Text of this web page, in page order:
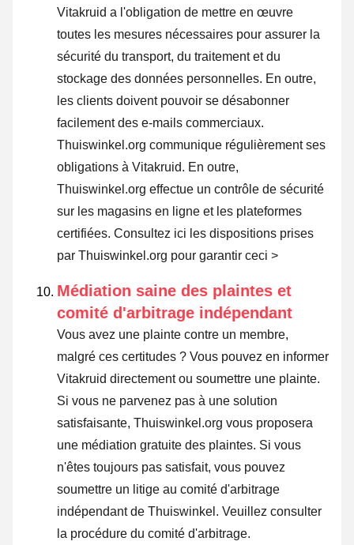
Vitakruid a l'obligation de mettre en œuvre
toutes les mesures nécessaires pour assurer la
sécurité du transport, du traitement et du
stockage des données personnelles. En outre,
les clients doivent pouvoir se désabonner
facilement des e-mails commerciaux.
Thuiswinkel.org communique régulièrement ses
obligations à Vitakruid. En outre,
Thuiswinkel.org effectue un contrôle de sécurité
sur les magasins en ligne et les plateformes
certifiées. Consultez ici les dispositions prises
par Thuiswinkel.org pour garantir ceci >
Médiation saine des plaintes et
comité d'arbitrage indépendant
Vous avez une plainte contre un membre,
malgré ces certitudes ? Vous pouvez en informer
Vitakruid directement ou soumettre une plainte.
Si vous ne parvenez pas à une solution
satisfaisante, Thuiswinkel.org vous proposera
une médiation gratuite des plaintes. Si vous
n'êtes toujours pas satisfait, vous pouvez
soumettre un litige au comité d'arbitrage
indépendant de Thuiswinkel. Veuillez consulter
la procédure du comité d'arbitrage.